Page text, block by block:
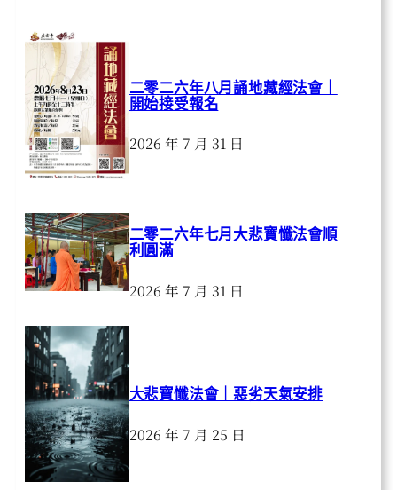
二零二六年八月誦地藏經法會｜
開始接受報名
2026 年 7 月 31 日
二零二六年七月大悲寶懺法會順
利圓滿
2026 年 7 月 31 日
大悲寶懺法會｜惡劣天氣安排
2026 年 7 月 25 日